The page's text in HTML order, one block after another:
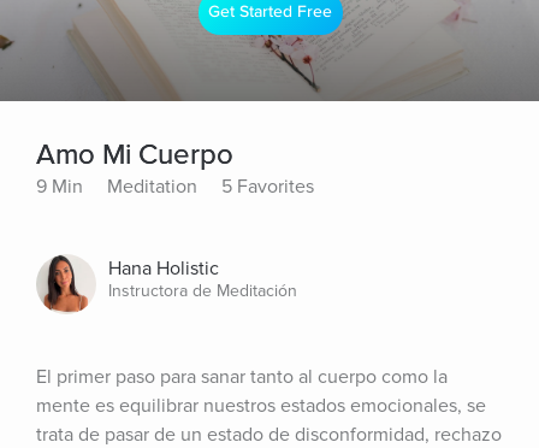
Get Started Free
Amo Mi Cuerpo
9 Min Meditation 5 Favorites
Hana Holistic
Instructora de Meditación
El primer paso para sanar tanto al cuerpo como la
mente es equilibrar nuestros estados emocionales, se
trata de pasar de un estado de disconformidad, rechazo